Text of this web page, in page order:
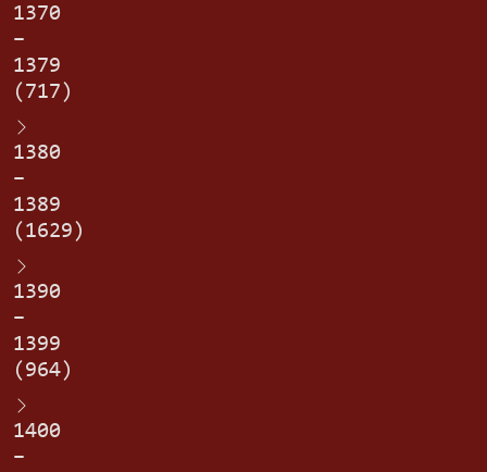
1370
–
1379
(717)
1380
–
1389
(1629)
1390
–
1399
(964)
1400
–